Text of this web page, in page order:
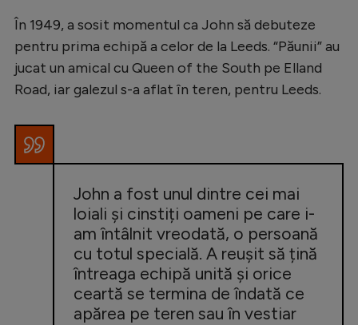
În 1949, a sosit momentul ca John să debuteze
pentru prima echipă a celor de la Leeds. “Păunii” au
jucat un amical cu Queen of the South pe Elland
Road, iar galezul s-a aflat în teren, pentru Leeds.
John a fost unul dintre cei mai
loiali și cinstiți oameni pe care i-
am întâlnit vreodată, o persoană
cu totul specială. A reușit să țină
întreaga echipă unită și orice
ceartă se termina de îndată ce
apărea pe teren sau în vestiar